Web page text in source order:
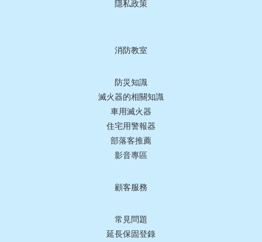
隱私政策
消防教室
防災知識
滅火器的相關知識
車用滅火器
住宅用警報器
部落客推薦
影音專區
顧客服務
常見問題
延長保固登錄